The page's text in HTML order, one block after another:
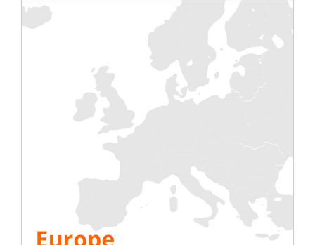
Zoom auf unsere Medienpartner
Datacenter Magazine
Datacenter Magazine ist das erste und einzige
französischsprachige Medium, das sich
ausschließlich mit den aktuellen Entwicklungen im
Rechenzentrum und seinem Ökosystem befasst.